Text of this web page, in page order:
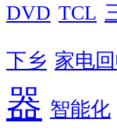
DVD TCL
下乡 家电
器 智能化